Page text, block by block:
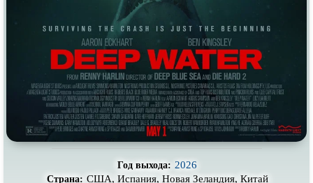
Про динозавров
Про животных
Про зомби Про инопланетян
Про корабли и подводные
Про космос
Про любовь Про маньяков исерийных
убийц
Про пиратов Про подростков
Год выхода: 2026
Страна: США, Испания, Новая Зеландия, Китай